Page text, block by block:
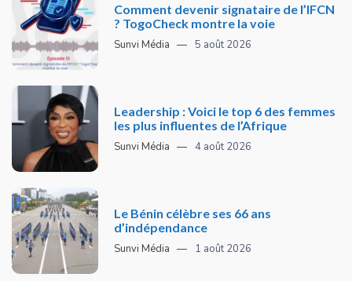
Comment devenir signataire de l’IFCN
? TogoCheck montre la voie
Sunvi Média 5 août 2026
Leadership : Voici le top 6 des femmes
les plus influentes de l’Afrique
Sunvi Média 4 août 2026
Le Bénin célèbre ses 66 ans
d’indépendance
Sunvi Média 1 août 2026